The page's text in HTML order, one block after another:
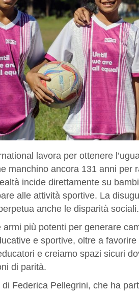
lavora per ottenere
manchino ancora 131 anni per
incide direttamente su
alle attività sportive. La
anche le disparità sociali.
armi più potenti per generare
e sportive, oltre a
e creiamo spazi sicuri
di parità.
Federica Pellegrini, che ha